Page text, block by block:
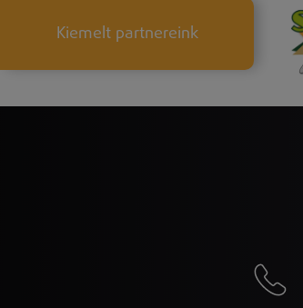
Kiemelt partnereink